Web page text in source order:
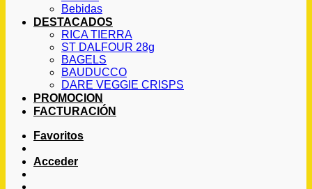
Bebidas
DESTACADOS
RICA TIERRA
ST DALFOUR 28g
BAGELS
BAUDUCCO
DARE VEGGIE CRISPS
PROMOCION
FACTURACIÓN
Favoritos
Acceder